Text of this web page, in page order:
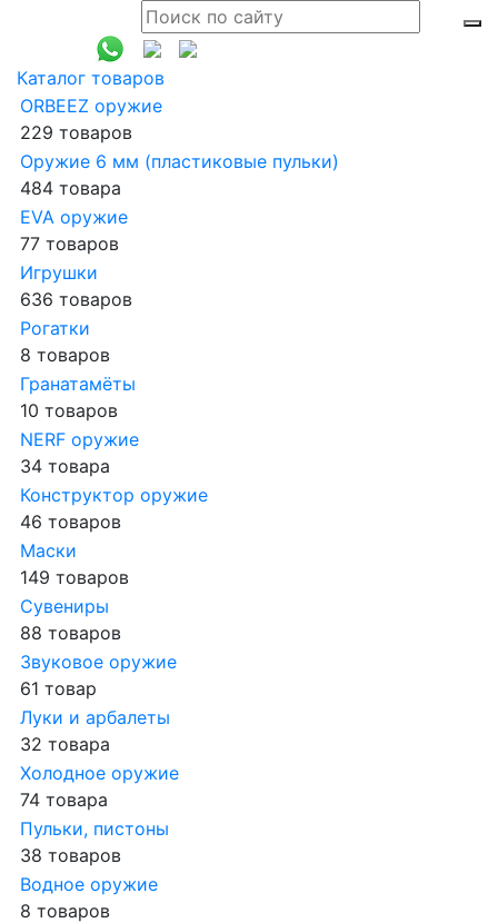
Каталог товаров
ORBEEZ оружие
229 товаров
Оружие 6 мм (пластиковые пульки)
484 товара
EVA оружие
77 товаров
Игрушки
636 товаров
Рогатки
8 товаров
Гранатамёты
10 товаров
NERF оружие
34 товара
Конструктор оружие
46 товаров
Маски
149 товаров
Сувениры
88 товаров
Звуковое оружие
61 товар
Луки и арбалеты
32 товара
Холодное оружие
74 товара
Пульки, пистоны
38 товаров
Водное оружие
8 товаров